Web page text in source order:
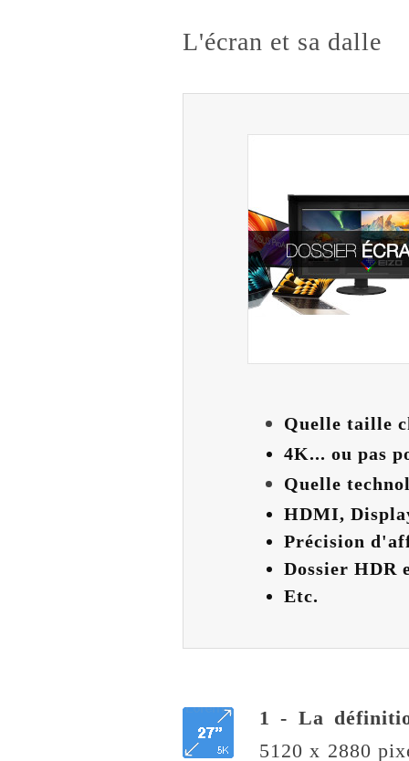
L'écran et sa dalle
Quelle taille
4K... ou pas
Quelle
HDMI,
Précision
Dossier HDR
Etc.
1 - La
5120 x 2880